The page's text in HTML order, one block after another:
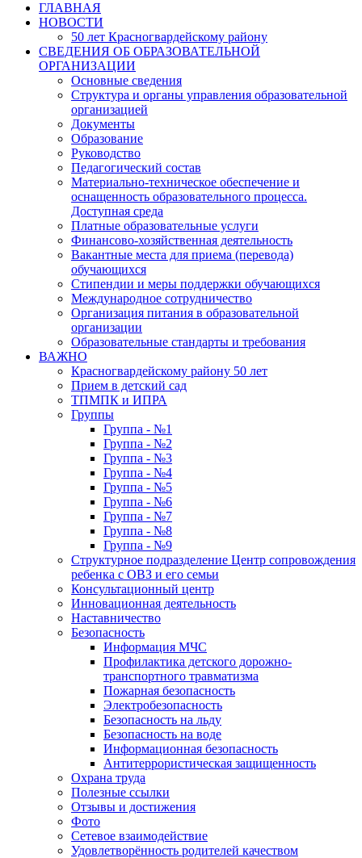
ГЛАВНАЯ
НОВОСТИ
50 лет Красногвардейскому району
СВЕДЕНИЯ ОБ ОБРАЗОВАТЕЛЬНОЙ
ОРГАНИЗАЦИИ
Основные сведения
Структура и органы управления образовательной
организацией
Документы
Образование
Руководство
Педагогический состав
Материально-техническое обеспечение и
оснащенность образовательного процесса.
Доступная среда
Платные образовательные услуги
Финансово-хозяйственная деятельность
Вакантные места для приема (перевода)
обучающихся
Стипендии и меры поддержки обучающихся
Международное сотрудничество
Организация питания в образовательной
организации
Образовательные стандарты и требования
ВАЖНО
Красногвардейскому району 50 лет
Прием в детский сад
ТПМПК и ИПРА
Группы
Группа - №1
Группа - №2
Группа - №3
Группа - №4
Группа - №5
Группа - №6
Группа - №7
Группа - №8
Группа - №9
Структурное подразделение Центр сопровождения
ребенка с ОВЗ и его семьи
Консультационный центр
Инновационная деятельность
Наставничество
Безопасность
Информация МЧС
Профилактика детского дорожно-
транспортного травматизма
Пожарная безопасность
Электробезопасность
Безопасность на льду
Безопасность на воде
Информационная безопасность
Антитеррористическая защищенность
Охрана труда
Полезные ссылки
Отзывы и достижения
Фото
Сетевое взаимодействие
Удовлетворённость родителей качеством